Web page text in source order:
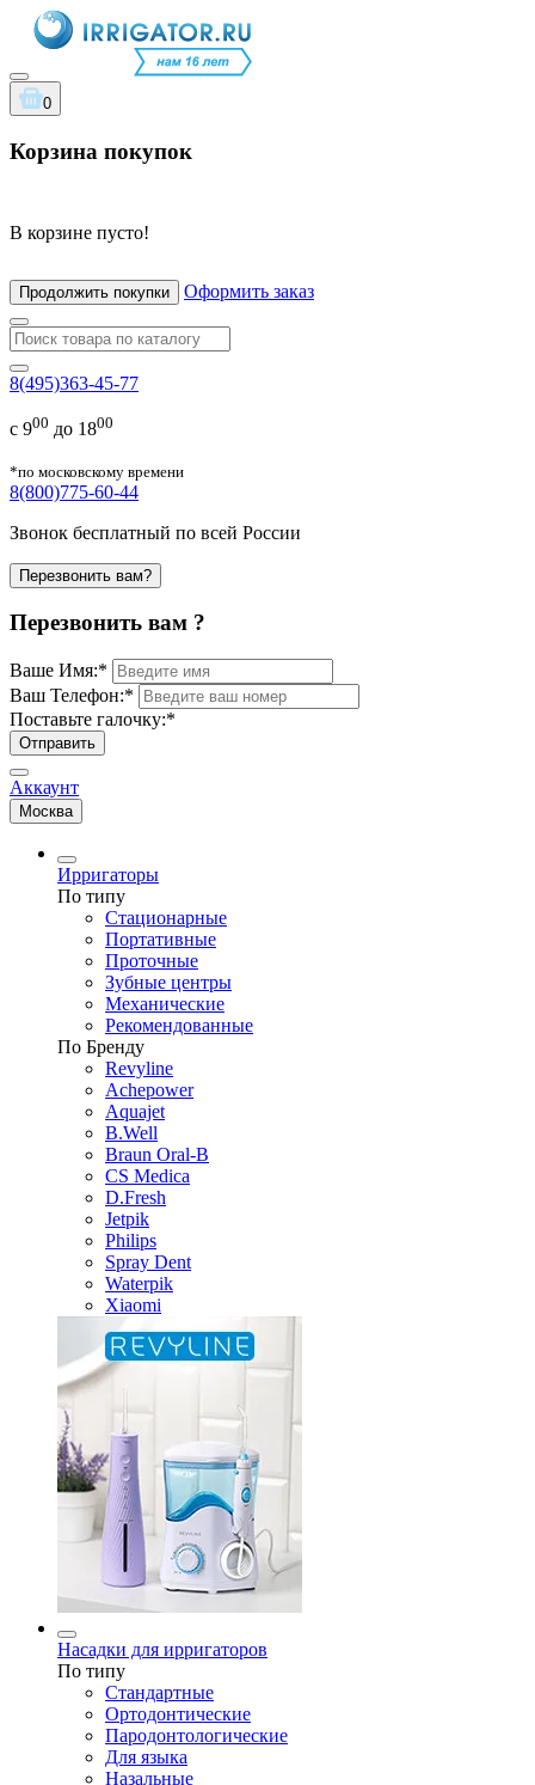
0
Корзина покупок
В корзине пусто!
Продолжить покупки Оформить заказ
8(495)363-45-77
с 900 до 1800
*по московскому времени
8(800)775-60-44
Звонок бесплатный по всей России
Перезвонить вам?
Перезвонить вам ?
Ваше Имя:*
Ваш Телефон:*
Поставьте галочку:*
Отправить
Аккаунт
Москва
Ирригаторы
По типу
Стационарные
Портативные
Проточные
Зубные центры
Механические
Рекомендованные
По Бренду
Revyline
Achepower
Aquajet
B.Well
Braun Oral-B
CS Medica
D.Fresh
Jetpik
Philips
Spray Dent
Waterpik
Xiaomi
Насадки для ирригаторов
По типу
Стандартные
Ортодонтические
Пародонтологические
Для языка
Назальные